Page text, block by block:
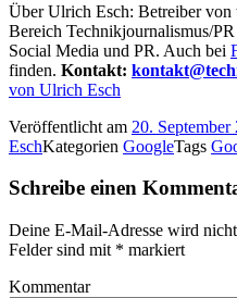
Über Ulrich Esch: Betreiber von
Bereich Technikjournalismus/
Social Media und PR. Auch bei
finden. Kontakt:
von Ulrich Esch
Veröffentlicht am 20. September
EschKategorien GoogleTags
Schreibe einen
Deine E-Mail-Adresse wird
Felder sind mit * markiert
Kommentar